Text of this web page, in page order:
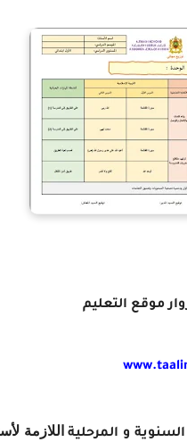
موقع التعليم
و المرحليةاللازمة